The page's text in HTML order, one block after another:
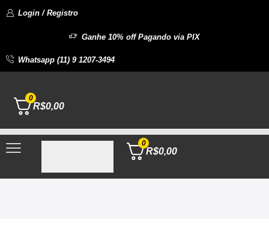
Login / Registro
Ganhe 10% off Pagando via PIX
Whatsapp (11) 9 1207-3494
0
R$0,00
0
R$0,00